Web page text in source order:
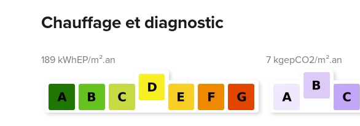
Chauffage et diagnostic
189 kWhEP/m².an 7 kgepCO2/m².an